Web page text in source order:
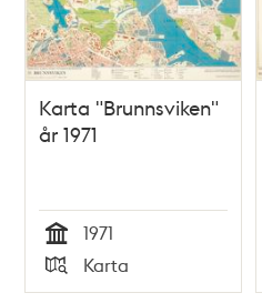
Karta "Brunnsviken"
år 1971
Tid
1971
Typ
Karta